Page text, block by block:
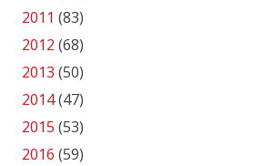
2011 (83)
2012 (68)
2013 (50)
2014(47)
2015 (53)
2016 (59)